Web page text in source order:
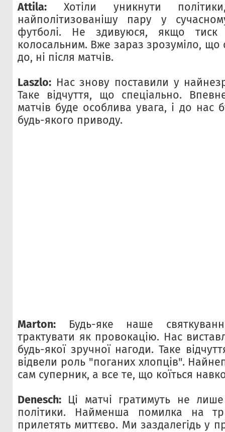
Attila: Хотіли уникнути
найполітизованішу пару у
футболі. Не здивуюся, якщо тиск
колосальним. Вже зараз зрозуміло, що
до, ні після матчів.
Laszlo: Нас знову поставили у
Таке відчуття, що спеціально.
матчів буде особлива увага, і до нас
будь-якого приводу.
Marton: Будь-яке наше
трактувати як провокацію. Нас
будь-якої зручної нагоди. Таке
відвели роль "поганих хлопців".
сам суперник, а все те, що коїться
Denesch: Ці матчі гратимуть не
політики. Найменша помилка на
прилетять миттєво. Ми заздалегідь у